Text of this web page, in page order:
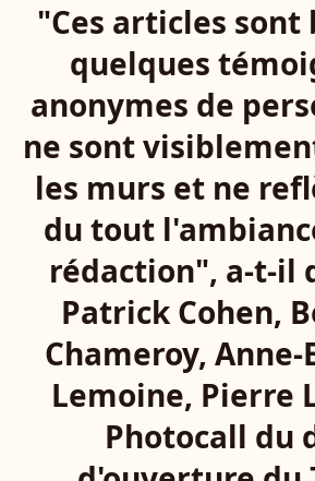
"Ces articles sont
quelques
anonymes de
ne sont
les murs et ne
du tout
rédaction", a-t-il
Patrick Cohen,
Chameroy,
Lemoine, Pierre
Photocall du